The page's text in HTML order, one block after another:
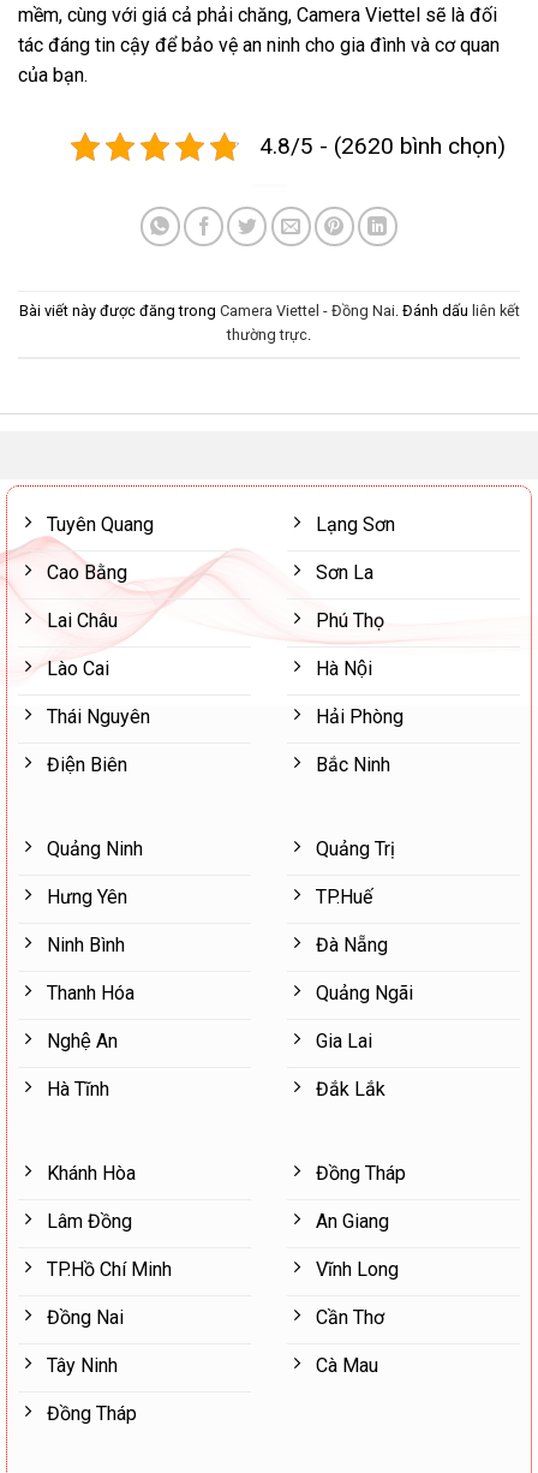
mềm, cùng với giá cả phải chăng, Camera Viettel sẽ là đối
tác đáng tin cậy để bảo vệ an ninh cho gia đình và cơ quan
của bạn.
4.8/5 - (2620 bình chọn)
Bài viết này được đăng trong Camera Viettel - Đồng Nai. Đánh dấu liên kết
thường trực.
Tuyên Quang
Cao Bằng
Lai Châu
Lào Cai
Thái Nguyên
Điện Biên
Lạng Sơn
Sơn La
Phú Thọ
Hà Nội
Hải Phòng
Bắc Ninh
Quảng Ninh
Hưng Yên
Ninh Bình
Thanh Hóa
Nghệ An
Hà Tĩnh
Quảng Trị
TP.Huế
Đà Nẵng
Quảng Ngãi
Gia Lai
Đắk Lắk
Khánh Hòa
Lâm Đồng
TP.Hồ Chí Minh
Đồng Nai
Tây Ninh
Đồng Tháp
Đồng Tháp
An Giang
Vĩnh Long
Cần Thơ
Cà Mau